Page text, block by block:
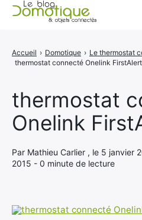
thermostat
Onelink
Par Mathieu Carlier , le 5 janvier
2015 - 0 minute de lecture
Accueil › Domotique ›
thermostat connecté Onelink FirstAlert
Catégories
A propos
CONTACT